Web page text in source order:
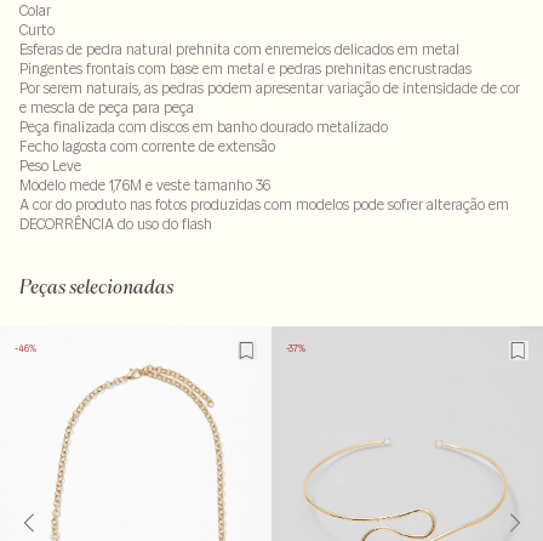
Colar
Curto
Esferas de pedra natural prehnita com enremeios delicados em metal
Pingentes frontais com base em metal e pedras prehnitas encrustradas
Por serem naturais, as pedras podem apresentar variação de intensidade de cor
e mescla de peça para peça
Peça finalizada com discos em banho dourado metalizado
Fecho lagosta com corrente de extensão
Peso Leve
Modelo mede 1,76M e veste tamanho 36
A cor do produto nas fotos produzidas com modelos pode sofrer alteração em
DECORRÊNCIA do uso do flash
Peças selecionadas
-46% -37%